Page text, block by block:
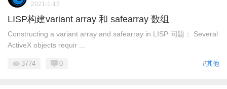
2021-1-13
LISP构建variant array 和 safearray 数组
Constructing a variant array and safearray in LISP 问题： Several
ActiveX objects requir ...
#其他
3774 0